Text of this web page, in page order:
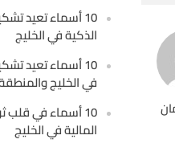
10 أسماء تعيد
الذكية في الخليج
10 أسماء تعيد
في الخليج
10 أسماء في قلب
المالية في الخليج